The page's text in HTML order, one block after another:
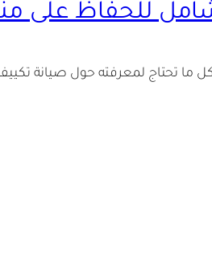
للحفاظ على
تحتاج لمعرفته حول صيانة